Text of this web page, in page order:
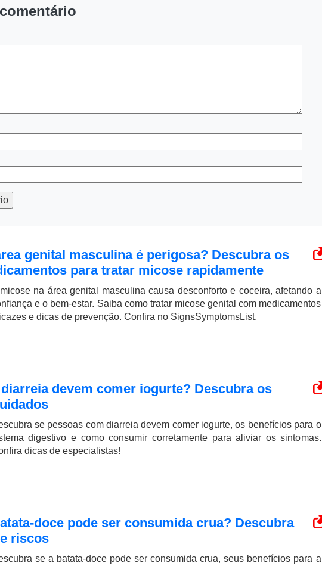
genital masculina é perigosa? Descubra os
para tratar micose rapidamente
na área genital masculina causa desconforto e coceira, afetando a
e o bem-estar. Saiba como tratar micose genital com medicamentos
e dicas de prevenção. Confira no SignsSymptomsList.
devem comer iogurte? Descubra os
se pessoas com diarreia devem comer iogurte, os benefícios para o
digestivo e como consumir corretamente para aliviar os sintomas.
dicas de especialistas!
doce pode ser consumida crua? Descubra
riscos
se a batata-doce pode ser consumida crua, seus benefícios para a